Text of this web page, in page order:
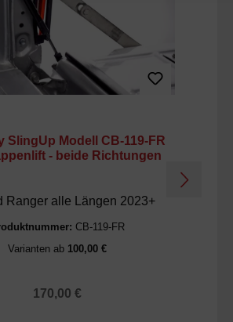
SlingUp Modell CB-119-FR
- beide Richtungen
Ranger alle Längen 2023+
CB-119-FR
Varianten ab 100,00 €
Regulärer Preis:
170,00 €